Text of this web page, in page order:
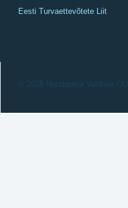
Eesti Turvaettevõtete Liit
© 2026 Noodapera Valduse OÜ